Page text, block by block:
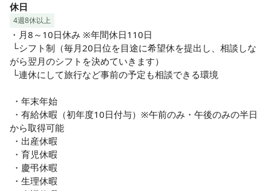
休日
4週8休以上
・月8～10日休み ※年間休日110日
がら翌月のシフトを決めていきます）
から取得可能